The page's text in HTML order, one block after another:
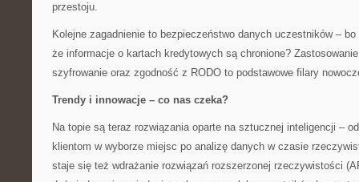
przestoju.
Kolejne zagadnienie to bezpieczeństwo danych uczestników –
że informacje o kartach kredytowych są chronione?
szyfrowanie oraz zgodność z RODO to podstawowe filary
Trendy i innowacje – co nas czeka?
Na topie są teraz rozwiązania oparte na sztucznej inteligencji –
klientom w wyborze miejsc po analizę danych w czasie
staje się też wdrażanie rozwiązań rozszerzonej rzeczywistości